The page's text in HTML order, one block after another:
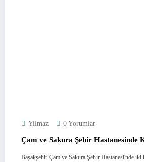
Yilmaz 0 Yorumlar
Çam ve Sakura Şehir Hastanesinde
Başakşehir Çam ve Sakura Şehir Hastanesi'nde iki